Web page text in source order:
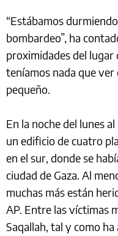
“Estábamos
bombardeo”, ha
proximidades del lugar
teníamos nada que ver
pequeño.
En la noche del lunes
un edificio de cuatro
en el sur, donde se
ciudad de Gaza. Al
muchas más están
AP. Entre las víctimas
Saqallah, tal y como